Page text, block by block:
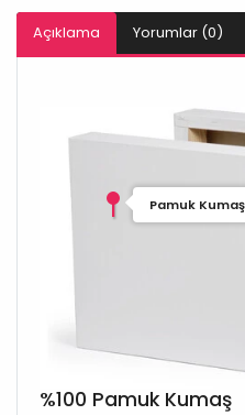
Açıklama Yorumlar (0)
Pamuk Kumaş
%100 Pamuk Kumaş